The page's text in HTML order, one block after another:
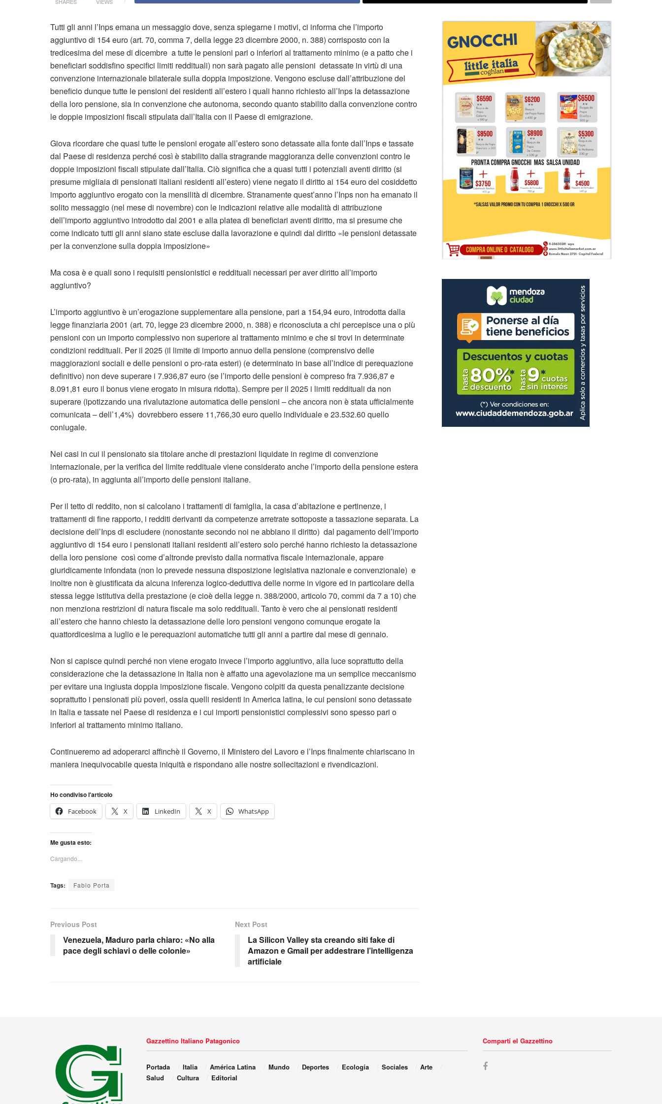
SHARES VIEWS
Tutti gli anni l’Inps emana un messaggio dove, senza spiegarne i motivi, ci informa che l’importo
aggiuntivo di 154 euro (art. 70, comma 7, della legge 23 dicembre 2000, n. 388) corrisposto con la
tredicesima del mese di dicembre a tutte le pensioni pari o inferiori al trattamento minimo (e a patto che i
beneficiari soddisfino specifici limiti reddituali) non sarà pagato alle pensioni detassate in virtù di una
convenzione internazionale bilaterale sulla doppia imposizione. Vengono escluse dall’attribuzione del
beneficio dunque tutte le pensioni dei residenti all’estero i quali hanno richiesto all’Inps la detassazione
della loro pensione, sia in convenzione che autonoma, secondo quanto stabilito dalla convenzione contro
le doppie imposizioni fiscali stipulata dall’Italia con il Paese di emigrazione.
Giova ricordare che quasi tutte le pensioni erogate all’estero sono detassate alla fonte dall’Inps e tassate
dal Paese di residenza perché così è stabilito dalla stragrande maggioranza delle convenzioni contro le
doppie imposizioni fiscali stipulate dall’Italia. Ciò significa che a quasi tutti i potenziali aventi diritto (si
presume migliaia di pensionati italiani residenti all’estero) viene negato il diritto ai 154 euro del cosiddetto
importo aggiuntivo erogato con la mensilità di dicembre. Stranamente quest’anno l’Inps non ha emanato il
solito messaggio (nel mese di novembre) con le indicazioni relative alle modalità di attribuzione
dell’importo aggiuntivo introdotto dal 2001 e alla platea di beneficiari aventi diritto, ma si presume che
come indicato tutti gli anni siano state escluse dalla lavorazione e quindi dal diritto «le pensioni detassate
per la convenzione sulla doppia imposizione»
Ma cosa è e quali sono i requisiti pensionistici e reddituali necessari per aver diritto all’importo
aggiuntivo?
L’importo aggiuntivo è un’erogazione supplementare alla pensione, pari a 154,94 euro, introdotta dalla
legge finanziaria 2001 (art. 70, legge 23 dicembre 2000, n. 388) e riconosciuta a chi percepisce una o più
pensioni con un importo complessivo non superiore al trattamento minimo e che si trovi in determinate
condizioni reddituali. Per il 2025 (il limite di importo annuo della pensione (comprensivo delle
maggiorazioni sociali e delle pensioni o pro-rata esteri) (e determinato in base all’indice di perequazione
definitivo) non deve superare i 7.936,87 euro (se l’importo delle pensioni è compreso fra 7.936,87 e
8.091,81 euro il bonus viene erogato in misura ridotta). Sempre per il 2025 i limiti reddituali da non
superare (ipotizzando una rivalutazione automatica delle pensioni – che ancora non è stata ufficialmente
comunicata – dell’1,4%) dovrebbero essere 11,766,30 euro quello individuale e 23.532.60 quello
coniugale.
Nei casi in cui il pensionato sia titolare anche di prestazioni liquidate in regime di convenzione
internazionale, per la verifica del limite reddituale viene considerato anche l’importo della pensione estera
(o pro-rata), in aggiunta all’importo delle pensioni italiane.
Per il tetto di reddito, non si calcolano i trattamenti di famiglia, la casa d’abitazione e pertinenze, i
trattamenti di fine rapporto, i redditi derivanti da competenze arretrate sottoposte a tassazione separata. La
decisione dell’Inps di escludere (nonostante secondo noi ne abbiano il diritto) dal pagamento dell’importo
aggiuntivo di 154 euro i pensionati italiani residenti all’estero solo perché hanno richiesto la detassazione
della loro pensione così come d’altronde previsto dalla normativa fiscale internazionale, appare
giuridicamente infondata (non lo prevede nessuna disposizione legislativa nazionale e convenzionale) e
inoltre non è giustificata da alcuna inferenza logico-deduttiva delle norme in vigore ed in particolare della
stessa legge istitutiva della prestazione (e cioè della legge n. 388/2000, articolo 70, commi da 7 a 10) che
non menziona restrizioni di natura fiscale ma solo reddituali. Tanto è vero che ai pensionati residenti
all’estero che hanno chiesto la detassazione delle loro pensioni vengono comunque erogate la
quattordicesima a luglio e le perequazioni automatiche tutti gli anni a partire dal mese di gennaio.
Non si capisce quindi perché non viene erogato invece l’importo aggiuntivo, alla luce soprattutto della
considerazione che la detassazione in Italia non è affatto una agevolazione ma un semplice meccanismo
per evitare una ingiusta doppia imposizione fiscale. Vengono colpiti da questa penalizzante decisione
soprattutto i pensionati più poveri, ossia quelli residenti in America latina, le cui pensioni sono detassate
in Italia e tassate nel Paese di residenza e i cui importi pensionistici complessivi sono spesso pari o
inferiori al trattamento minimo italiano.
Continueremo ad adoperarci affinchè il Governo, il Ministero del Lavoro e l’Inps finalmente chiariscano in
maniera inequivocabile questa iniquità e rispondano alle nostre sollecitazioni e rivendicazioni.
Ho condiviso l'articolo
Facebook
X LinkedIn X WhatsApp
Me gusta esto:
Cargando...
Tags: Fabio Porta
Previous Post
Venezuela, Maduro parla chiaro: «No alla
pace degli schiavi o delle colonie»
Next Post
La Silicon Valley sta creando siti fake di
Amazon e Gmail per addestrare l’intelligenza
artificiale
Gazzettino Italiano Patagonico
Portada Italia América Latina Mundo Deportes Ecología Sociales
Arte
Salud
Cultura Editorial
Compartí el Gazzettino